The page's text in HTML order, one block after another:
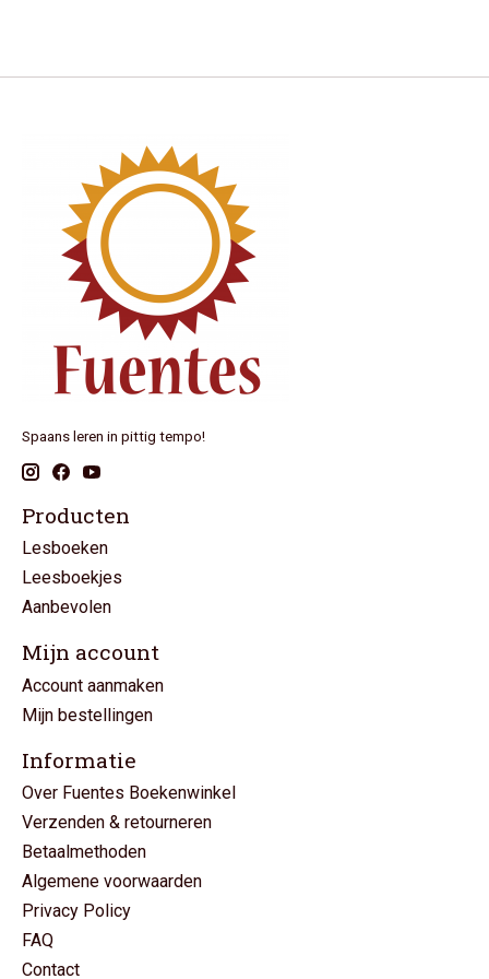
Spaans leren in pittig tempo!
Producten
Lesboeken
Leesboekjes
Aanbevolen
Mijn account
Account aanmaken
Mijn bestellingen
Informatie
Over Fuentes Boekenwinkel
Verzenden & retourneren
Betaalmethoden
Algemene voorwaarden
Privacy Policy
FAQ
Contact